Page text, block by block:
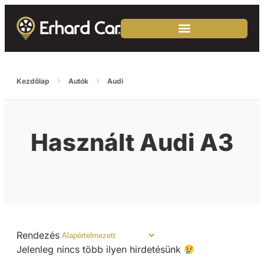
Kezdőlap › Autók › Audi
Használt Audi A3
Rendezés
Jelenleg nincs több ilyen hirdetésünk